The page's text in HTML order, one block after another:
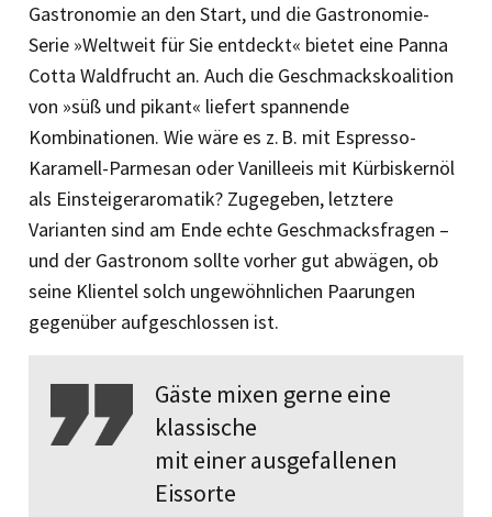
Gastronomie an den Start, und die Gas­tronomie-
Serie »Weltweit für Sie entdeckt« bietet eine Panna
Cotta Waldfrucht an. Auch die Geschmackskoalition
von »süß und pikant« liefert spannende
Kombinationen. Wie wäre es z. B. mit Espresso-
Karamell-Parmesan oder Vanilleeis mit Kürbiskernöl
als Einsteigeraromatik? Zugegeben, letztere
Varianten sind am Ende echte Geschmacksfragen –
und der Gas­tronom sollte vorher gut abwägen, ob
seine Klientel solch ungewöhnlichen Paarungen
gegenüber aufgeschlossen ist.
Gäste mixen gerne eine
klassische
mit einer ausgefallenen
Eissorte